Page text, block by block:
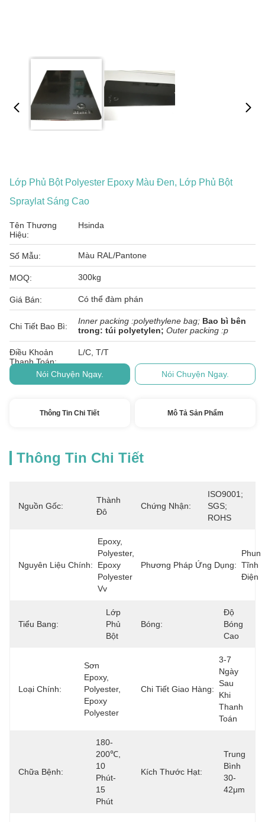
Lớp Phủ Bột Polyester Epoxy Màu Đen, Lớp Phủ Bột
Spraylat Sáng Cao
Tên Thương
Hiệu:
Hsinda
Số Mẫu: Màu RAL/Pantone
MOQ: 300kg
Giá Bán: Có thể đàm phán
Chi Tiết Bao Bì:
Inner packing :polyethylene bag; Bao bì bên
trong: túi polyetylen; Outer packing :p
Điều Khoản
Thanh Toán:
L/C, T/T
Nói Chuyện Ngay. Nói Chuyện Ngay.
Thông Tin Chi Tiết Mô Tả Sản Phẩm
Thông Tin Chi Tiết
Nguồn Gốc:
Thành
Đô
Chứng Nhận:
ISO9001;
SGS;
ROHS
Nguyên Liệu Chính:
Epoxy,
Polyester,
Epoxy
Polyester
Vv
Phương Pháp Ứng Dụng:
Phun
Tĩnh
Điện
Tiểu Bang:
Lớp
Phủ
Bột
Bóng:
Độ
Bóng
Cao
Loại Chính:
Sơn
Epoxy,
Polyester,
Epoxy
Polyester
Chi Tiết Giao Hàng:
3-7
Ngày
Sau
Khi
Thanh
Toán
Chữa Bệnh:
180-
200℃,
10
Phút-
15
Phút
Kích Thước Hạt:
Trung
Bình
30-
42μm